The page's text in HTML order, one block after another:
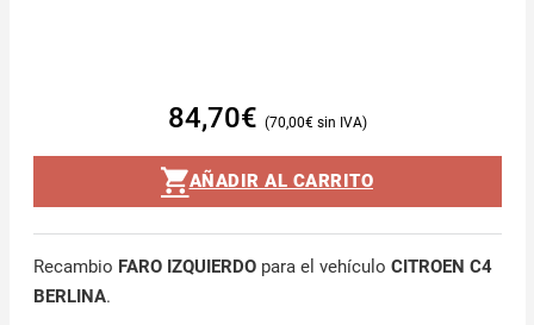
84,70€ 70,00€
AÑADIR AL CARRITO
Recambio FARO IZQUIERDOpara el vehículo CITROEN C4
BERLINA.